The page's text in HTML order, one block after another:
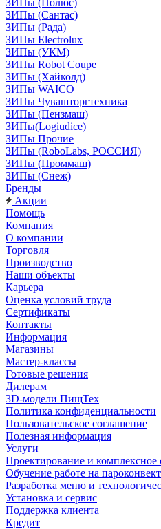
ЗИПы (Полюс)
ЗИПы (Сантас)
ЗИПы (Рада)
ЗИПы Electrolux
ЗИПы (УКМ)
ЗИПы Robot Coupe
ЗИПы (Хайколд)
ЗИПы WAICO
ЗИПы Чувашторгтехника
ЗИПы (Пензмаш)
ЗИПы(Logiudice)
ЗИПы Прочие
ЗИПы (RoboLabs, РОССИЯ)
ЗИПы (Проммаш)
ЗИПы (Снеж)
Бренды
Акции
Помощь
Компания
О компании
Торговля
Производство
Наши объекты
Карьера
Оценка условий труда
Сертификаты
Контакты
Информация
Магазины
Мастер-классы
Готовые решения
Дилерам
3D-модели ПищТех
Политика конфиденциальности
Пользовательское соглашение
Полезная информация
Услуги
Проектирование и комплексное
Обучение работе на
Разработка меню и
Установка и сервис
Поддержка клиента
Кредит